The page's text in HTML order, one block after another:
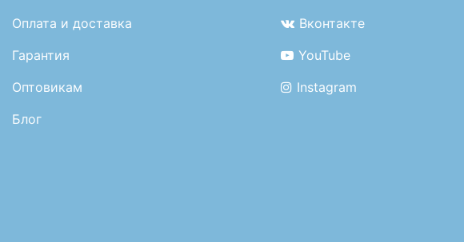
Оплата и доставка
Гарантия
Оптовикам
Блог
Вконтакте
YouTube
Instagram